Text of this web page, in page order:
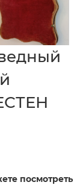
посмотреть